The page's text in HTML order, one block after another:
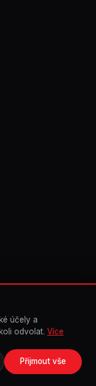
účely a
odvolat. Více
Přijmout vše